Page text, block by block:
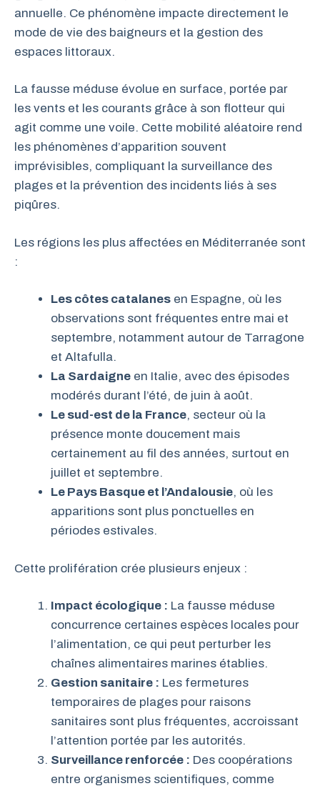
annuelle. Ce phénomène impacte directement le
mode de vie des baigneurs et la gestion des
espaces littoraux.
La fausse méduse évolue en surface, portée par
les vents et les courants grâce à son flotteur qui
agit comme une voile. Cette mobilité aléatoire rend
les phénomènes d’apparition souvent
imprévisibles, compliquant la surveillance des
plages et la prévention des incidents liés à ses
piqûres.
Les régions les plus affectées en Méditerranée sont
:
Les côtes catalanes en Espagne, où les
observations sont fréquentes entre mai et
septembre, notamment autour de Tarragone
et Altafulla.
La Sardaigne en Italie, avec des épisodes
modérés durant l’été, de juin à août.
Le sud-est de la France, secteur où la
présence monte doucement mais
certainement au fil des années, surtout en
juillet et septembre.
Le Pays Basque et l’Andalousie, où les
apparitions sont plus ponctuelles en
périodes estivales.
Cette prolifération crée plusieurs enjeux :
Impact écologique : La fausse méduse
concurrence certaines espèces locales pour
l’alimentation, ce qui peut perturber les
chaînes alimentaires marines établies.
Gestion sanitaire : Les fermetures
temporaires de plages pour raisons
sanitaires sont plus fréquentes, accroissant
l’attention portée par les autorités.
Surveillance renforcée : Des coopérations
entre organismes scientifiques, comme